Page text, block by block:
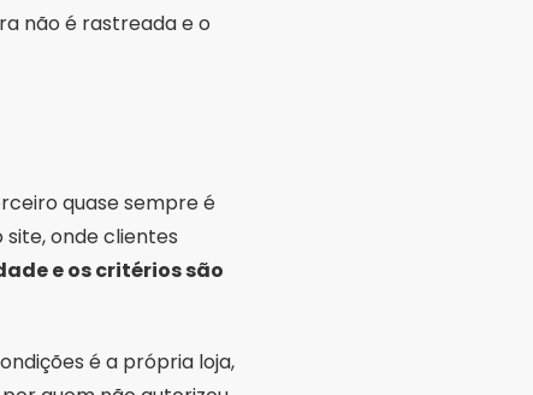
é a própria loja,
o código que chega